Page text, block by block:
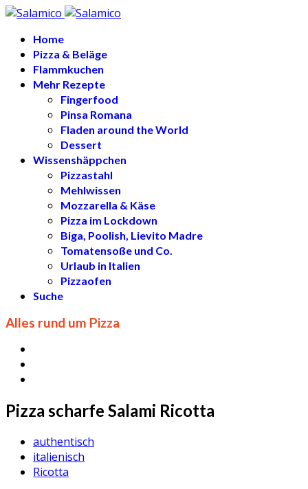
Home
Pizza & Beläge
Flammkuchen
Mehr Rezepte
Fingerfood
Pinsa Romana
Fladen around the World
Dessert
Wissenshäppchen
Pizzastahl
Mehlwissen
Mozzarella & Käse
Pizza im Lockdown
Biga, Poolish, Lievito Madre
Tomatensoße und Co.
Urlaub in Italien
Pizzaofen
Suche
Alles rund um Pizza
Pizza scharfe Salami Ricotta
authentisch
italienisch
Ricotta